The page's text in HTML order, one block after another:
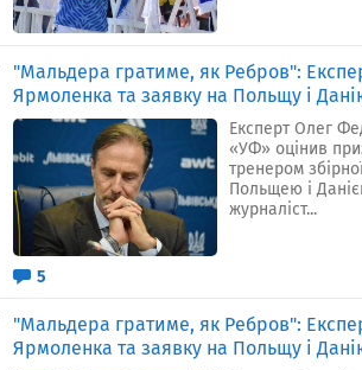
"Мальдера гратиме, як Ребров":
Ярмоленка та заявку на Польщу і
Експерт Олег
«УФ» оцінив
тренером
Польщею і
журналіст...
5
"Мальдера гратиме, як Ребров":
Ярмоленка та заявку на Польщу і